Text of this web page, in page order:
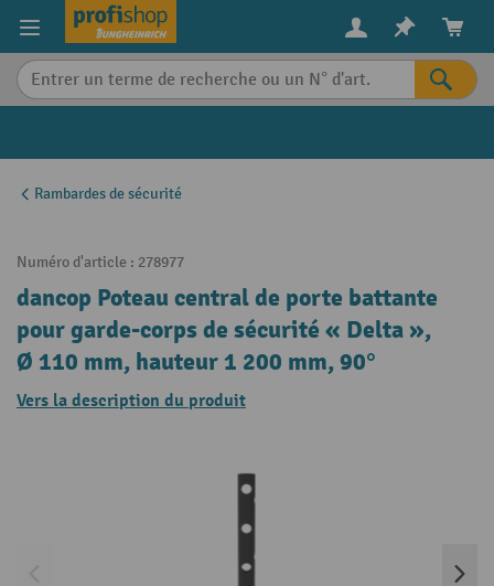
content
Rambardes de sécurité
Numéro d'article : 278977
dancop Poteau central de porte battante
pour garde-corps de sécurité « Delta »,
Ø 110 mm, hauteur 1 200 mm, 90°
Vers la description du produit